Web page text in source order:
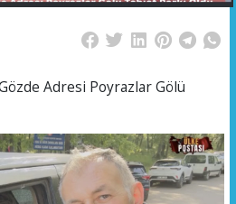
Adresi Poyrazlar Gölü